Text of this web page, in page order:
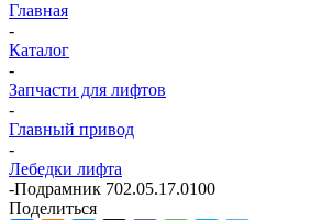
Главная
-
Каталог
-
Запчасти для лифтов
-
Главный привод
-
Лебедки лифта
-Подрамник 702.05.17.0100
Поделиться